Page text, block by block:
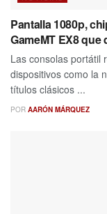
Pantalla 1080p,
GameMT EX8
Las consolas portátil
dispositivos como la
títulos clásicos ...
POR AARÓN MÁRQUEZ